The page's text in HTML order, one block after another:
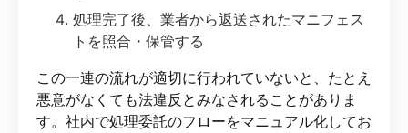
処理完了後、業者から返送されたマニフェス
トを照合・保管する
この一連の流れが適切に行われていないと、たとえ
悪意がなくても法違反とみなされることがありま
す。社内で処理委託のフローをマニュアル化してお